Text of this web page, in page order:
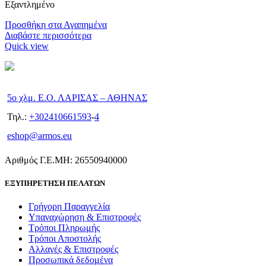
Εξαντλημένο
Προσθήκη στα Αγαπημένα
Διαβάστε περισσότερα
Quick view
5ο χλμ. Ε.Ο. ΛΑΡΙΣΑΣ – ΑΘΗΝΑΣ
Τηλ.: +302410661593-4
eshop@armos.eu
Αριθμός Γ.Ε.ΜΗ: 26550940000
ΕΞΥΠΗΡΕΤΗΣΗ ΠΕΛΑΤΩΝ
Γρήγορη Παραγγελία
Υπαναχώρηση & Επιστροφές
Τρόποι Πληρωμής
Τρόποι Αποστολής
Αλλαγές & Επιστροφές
Προσωπικά δεδομένα